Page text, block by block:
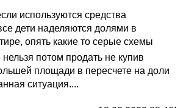
используются средства
дети наделяются долями в
опять какие то серые схемы
нельзя потом продать не купив
площади в пересчете на доли
ситуация....